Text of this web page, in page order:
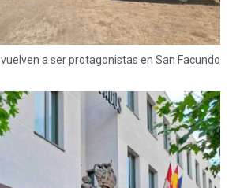
vuelven a ser protagonistas en San Facundo